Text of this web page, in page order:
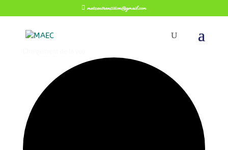
metzentransition@gmail.com